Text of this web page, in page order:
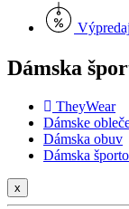
Výpredaj
Dámska
TheyWear
Dámske
Dámska obuv
Dámska
x